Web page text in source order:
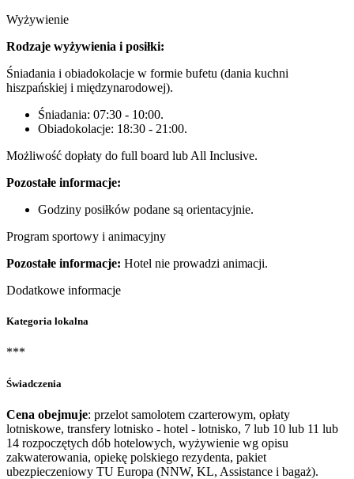
Wyżywienie
Rodzaje wyżywienia i posiłki:
Śniadania i obiadokolacje w formie bufetu (dania kuchni
hiszpańskiej i międzynarodowej).
Śniadania: 07:30 - 10:00.
Obiadokolacje: 18:30 - 21:00.
Możliwość dopłaty do full board lub All Inclusive.
Pozostałe informacje:
Godziny posiłków podane są orientacyjnie.
Program sportowy i animacyjny
Pozostałe informacje: Hotel nie prowadzi animacji.
Dodatkowe informacje
Kategoria lokalna
***
Świadczenia
Cena obejmuje: przelot samolotem czarterowym, opłaty
lotniskowe, transfery lotnisko - hotel - lotnisko, 7 lub 10 lub 11 lub
14 rozpoczętych dób hotelowych, wyżywienie wg opisu
zakwaterowania, opiekę polskiego rezydenta, pakiet
ubezpieczeniowy TU Europa (NNW, KL, Assistance i bagaż).